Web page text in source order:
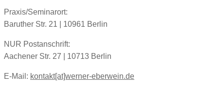
Praxis/Seminarort:
Baruther Str. 21 | 10961 Berlin
NUR Postanschrift:
Aachener Str. 27 | 10713 Berlin
E-Mail: kontakt[at]werner-eberwein.de